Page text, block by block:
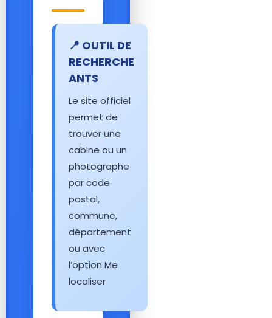
📍 OUTIL DE
RECHERCHE
ANTS
Le site officiel
permet de
trouver une
cabine ou un
photographe
par code
postal,
commune,
département
ou avec
l’option Me
localiser